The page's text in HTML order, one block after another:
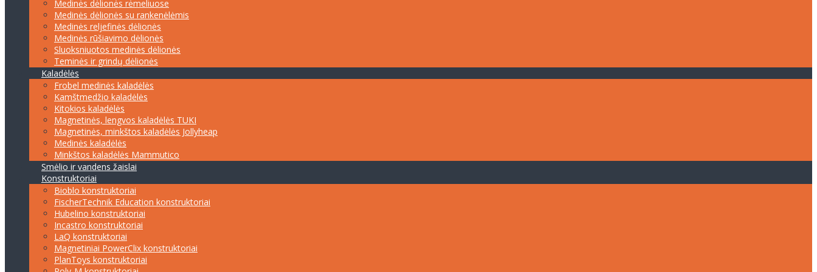
Medinės dėlionės rėmeliuose
Medinės dėlionės su rankenėlėmis
Medinės reljefinės dėlionės
Medinės rūšiavimo dėlionės
Sluoksniuotos medinės dėlionės
Teminės ir grindų dėlionės
Kaladėlės
Frobel medinės kaladėlės
Kamštmedžio kaladėlės
Kitokios kaladėlės
Magnetinės, lengvos kaladėlės TUKI
Magnetinės, minkštos kaladėlės Jollyheap
Medinės kaladėlės
Minkštos kaladėlės Mammutico
Smėlio ir vandens žaislai
Konstruktoriai
Bioblo konstruktoriai
FischerTechnik Education konstruktoriai
Hubelino konstruktoriai
Incastro konstruktoriai
LaQ konstruktoriai
Magnetiniai PowerClix konstruktoriai
PlanToys konstruktoriai